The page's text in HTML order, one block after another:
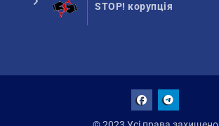
STOP! корупція